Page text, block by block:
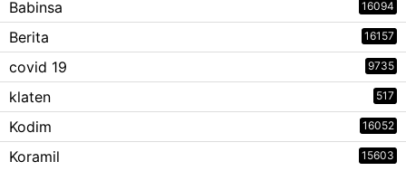
Babinsa
16094
Berita 16157
covid 19 9735
klaten 517
Kodim 16052
Koramil 15603